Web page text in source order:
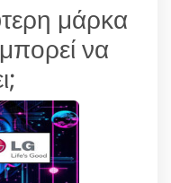
μάρκα
να